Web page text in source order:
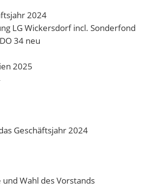
2024
LG Wickersdorf incl. Sonderfond
34 neu
2025
Geschäftsjahr 2024
Wahl des Vorstands